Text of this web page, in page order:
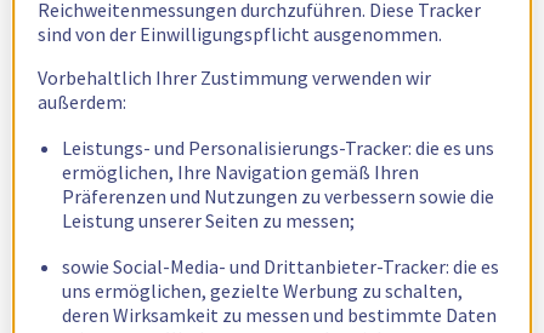
Reichweitenmessungen durchzuführen. Diese Tracker
sind von der Einwilligungspflicht ausgenommen.
Vorbehaltlich Ihrer Zustimmung verwenden wir
außerdem:
Leistungs- und Personalisierungs-Tracker: die es uns
ermöglichen, Ihre Navigation gemäß Ihren
Präferenzen und Nutzungen zu verbessern sowie die
Leistung unserer Seiten zu messen;
sowie Social-Media- und Drittanbieter-Tracker: die es
uns ermöglichen, gezielte Werbung zu schalten,
deren Wirksamkeit zu messen und bestimmte Daten